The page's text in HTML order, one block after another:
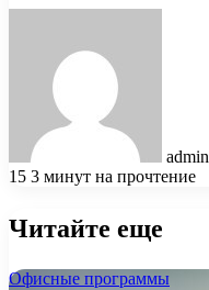
admin
15 3 минут на прочтение
Читайте еще
Офисные программы